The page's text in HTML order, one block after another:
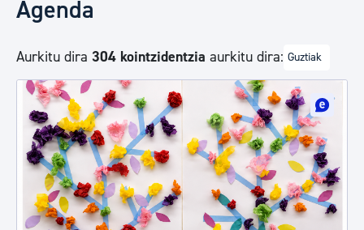
Agenda
Aurkitu dira 304 kointzidentzia aurkitu dira: Guztiak